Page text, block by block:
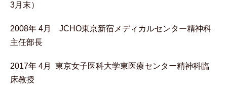
3月末）
2008年 4月 JCHO東京新宿メディカルセンター精神科
主任部長
2017年 4月 東京女子医科大学東医療センター精神科臨
床教授